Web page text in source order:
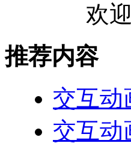
欢
推荐内容
交互动
交互动